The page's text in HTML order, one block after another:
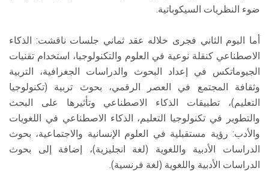
ضوء النظريات السيكوباتية.
أما اليوم الثاني فجرى خلاله عقد ثماني جلسات ناقشت: الذكاء
الاصطناعي كنقلة نوعية في العلوم والتكنولوجيا، استخدام تقنيات
الجيوماتكس في إعداد البحوث والدراسات الجغرافية، التربية
وثقافة المجتمع في العصر الرقمي، بحوث تربية (تكنولوجيا
التعليم)، تطبيقات الذكاء الاصطناعي وتأثيرها على البحث
والتطوير في تكنولوجيا التعليم، الذكاء الاصطناعي في اللغويات
والأدب: رؤية مستقبلية في العلوم الإنسانية والاجتماعية، بحوث
الدراسات الأدبية واللغوية (لغة انجليزية)، إضافة إلى بحوث
الدراسات الأدبية واللغوية (لغة فرنسية).